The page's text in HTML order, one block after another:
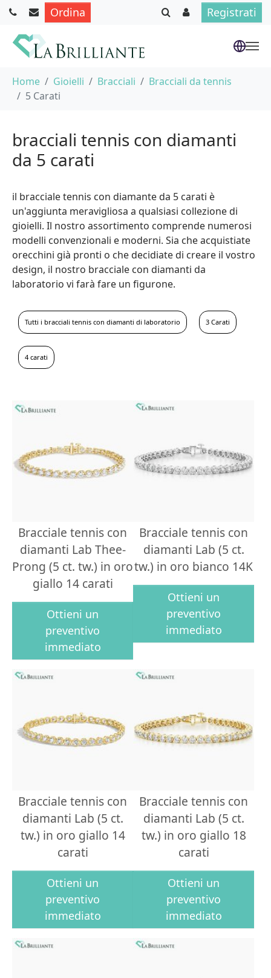
Ordina Registrati
Home Gioielli Bracciali
Bracciali da tennis
5 Carati
bracciali tennis con diamanti
da 5 carati
il bracciale tennis con diamante da 5 carati è
un'aggiunta meravigliosa a qualsiasi collezione di
gioielli. Il nostro assortimento comprende numerosi
modelli convenzionali e moderni. Sia che acquistiate
orecchini già pronti o che decidiate di creare il vostro
design, il nostro bracciale con diamanti da
laboratorio vi farà fare un figurone.
Tutti i bracciali tennis con diamanti di laboratorio 3 Carati
4 carati
Bracciale tennis con
diamanti Lab Thee-
Prong (5 ct. tw.) in oro
giallo 14 carati
Ottieni un
preventivo
immediato
Bracciale tennis con
diamanti Lab (5 ct.
tw.) in oro bianco 14K
Ottieni un
preventivo
immediato
Bracciale tennis con
diamanti Lab (5 ct.
tw.) in oro giallo 14
carati
Ottieni un
preventivo
immediato
Bracciale tennis con
diamanti Lab (5 ct.
tw.) in oro giallo 18
carati
Ottieni un
preventivo
immediato